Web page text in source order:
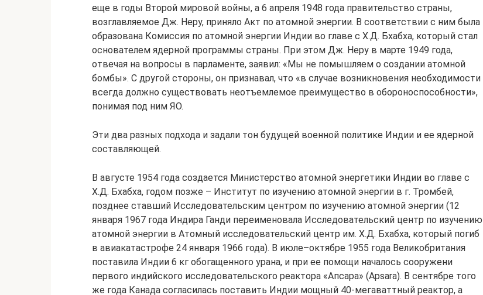
еще в годы Второй мировой войны, а 6 апреля 1948 года правительство страны,
возглавляемое Дж. Неру, приняло Акт по атомной энергии. В соответствии с ним была
образована Комиссия по атомной энергии Индии во главе с Х.Д. Бхабха, который стал
основателем ядерной программы страны. При этом Дж. Неру в марте 1949 года,
отвечая на вопросы в парламенте, заявил: «Мы не помышляем о создании атомной
бомбы». С другой стороны, он признавал, что «в случае возникновения необходимости
всегда должно существовать неотъемлемое преимущество в обороноспособности»,
понимая под ним ЯО.
Эти два разных подхода и задали тон будущей военной политике Индии и ее ядерной
составляющей.
В августе 1954 года создается Министерство атомной энергетики Индии во главе с
Х.Д. Бхабха, годом позже – Институт по изучению атомной энергии в г. Тромбей,
позднее ставший Исследовательским центром по изучению атомной энергии (12
января 1967 года Индира Ганди переименовала Исследовательский центр по изучению
атомной энергии в Атомный исследовательский центр им. Х.Д. Бхабха, который погиб
в авиакатастрофе 24 января 1966 года). В июле–октябре 1955 года Великобритания
поставила Индии 6 кг обогащенного урана, и при ее помощи началось сооружени
первого индийского исследовательского реактора «Апсара» (Apsara). В сентябре того
же года Канада согласилась поставить Индии мощный 40-мегаваттный реактор, а